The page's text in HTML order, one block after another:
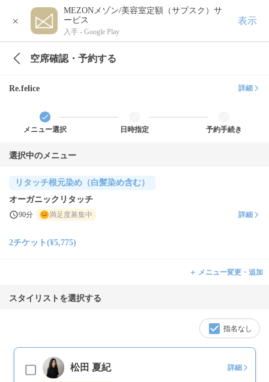
×
MEZONメゾン/美容室定額（サブスク）サ
ービス
入手 - Google Play
表示
空席確認・予約する
Re.felice 詳細
メニュー選択 日時指定 予約手続き
選択中のメニュー
リタッチ根元染め（白髪染め含む）
オーガニックリタッチ
90分 満足度募集中 詳細
2チケット(¥5,775)
＋ メニュー変更・追加
スタイリストを選択する
指名なし
松田 夏紀 詳細